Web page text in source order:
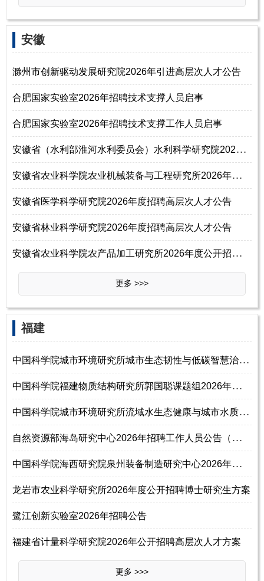
‌‌安徽
滁州市创新驱动发展研究院2026年引进高层次人才公告
合肥国家实验室2026年招聘技术支撑人员启事
合肥国家实验室2026年招聘技术支撑工作人员启事
安
徽省（水利部淮河水利委员会）水利科学研究院2026年度公开招聘高层次人才
安
徽省农业科学院农业机械装备与工程研究所2026年公开招聘高层次人才公告
安徽省医学科学研究院2026年度招聘高层次人才公告
安徽省林业科学研究院2026年度招聘高层次人才公告
安
徽省农业科学院农产品加工研究所2026年度公开招聘高层次人才公告
更多 >>>
‌‌福建
中
国科学院城市环境研究所城市生态韧性与低碳智慧治理创新团队2026年招聘副
中
国科学院福建物质结构研究所郭国聪课题组2026年招聘工作人员启事
中
国科学院城市环境研究所流域水生态健康与城市水质安全创新团队2026年招聘
自
然资源部海岛研究中心2026年招聘工作人员公告（第二批）
中
国科学院海西研究院泉州装备制造研究中心2026年诚聘海内外优秀人才公告
龙岩市农业科学研究所2026年度公开招聘博士研究生方案
鹭江创新实验室2026年招聘公告
福建省计量科学研究院2026年公开招聘高层次人才方案
更多 >>>